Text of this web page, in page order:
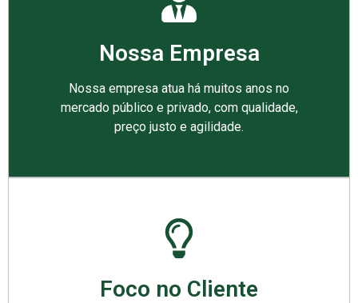
Nossa Empresa
Nossa empresa atua há muitos anos no
mercado público e privado, com qualidade,
preço justo e agilidade.
Foco no Cliente